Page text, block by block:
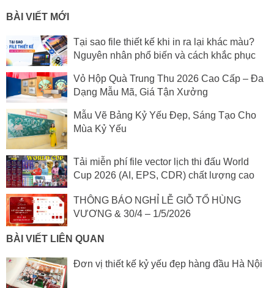
BÀI VIẾT MỚI
Tại sao file thiết kế khi in ra lại khác màu?
Nguyên nhân phổ biến và cách khắc phục
Vỏ Hộp Quà Trung Thu 2026 Cao Cấp – Đa
Dạng Mẫu Mã, Giá Tận Xưởng
Mẫu Vẽ Bảng Kỷ Yếu Đẹp, Sáng Tạo Cho
Mùa Kỷ Yếu
Tải miễn phí file vector lịch thi đấu World
Cup 2026 (AI, EPS, CDR) chất lượng cao
THÔNG BÁO NGHỈ LỄ GIỖ TỔ HÙNG
VƯƠNG & 30/4 – 1/5/2026
BÀI VIẾT LIÊN QUAN
Đơn vị thiết kế kỷ yếu đẹp hàng đầu Hà Nội